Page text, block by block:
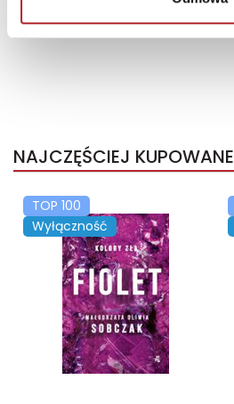
NAJCZĘŚCIEJ KUPOWANE
TOP 100
Wyłączność